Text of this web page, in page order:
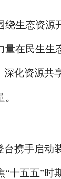
绕生态资源
量在民生生
深化资源共
台携手启动
十五五”时